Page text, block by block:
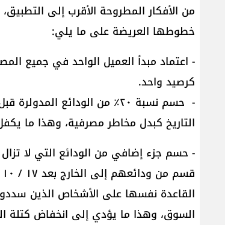
من الأفكار المطروحة الأقرب إلى
خطوطها العريضة على ما يلي:
- اعتماد مبدأ العميل الواحد في جميع
كرصيد واحد.
التاريخ كبدل مخاطر مصرفية، وهذا ما يكفل تراجع كتلة الودائع
- حسم جزء إضافي من الودائع التي لا
القاعدة نفسها على الأشخاص الذين
السوق، وهذا ما يؤدي إلى انخفاض كتلة الودائع إلى